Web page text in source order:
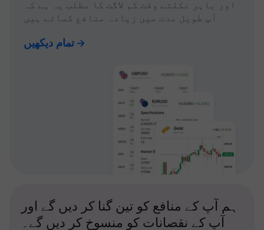
اور باہر نکلتے وقت کم لاگت کا مطلب یہ ہے کہ
آپ طویل مدت میں زیادہ منافع کماتے ہیں
تمام دیکھیں
ہم آپ کے منافع کو تین گنا کر دیں گے اور
آپ کے نقصانات کو منسوخ کر دیں گے۔